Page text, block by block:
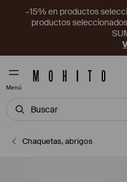
–15% en productos
productos
Menú
Chaquetas, abrigos